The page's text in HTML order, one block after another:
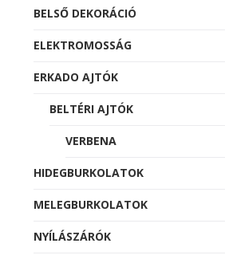
BELSŐ DEKORÁCIÓ
ELEKTROMOSSÁG
ERKADO AJTÓK
BELTÉRI AJTÓK
VERBENA
HIDEGBURKOLATOK
MELEGBURKOLATOK
NYÍLÁSZÁRÓK